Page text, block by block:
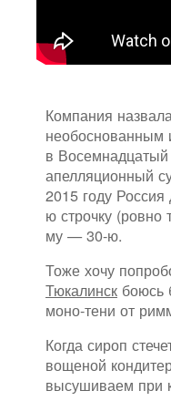
Компания
необоснованным
в
апелляционный
2015 году
ю строчку (ровно
му — 30-ю.
Тоже хочу
Тюкалинск боюсь
моно-тени от
Когда сироп
вощеной
высушиваем при